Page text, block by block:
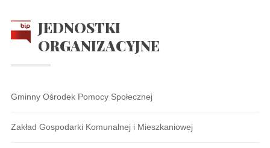
JEDNOSTKI
ORGANIZACYJNE
Gminny Ośrodek Pomocy Społecznej
Zakład Gospodarki Komunalnej i Mieszkaniowej